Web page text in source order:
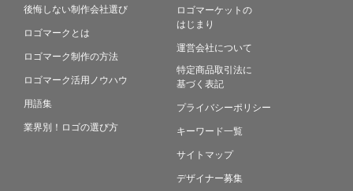
後悔しない制作会社選び
ロゴマークとは
ロゴマーク制作の方法
ロゴマーク活用ノウハウ
用語集
業界別！ロゴの選び方
ロゴマーケットの
はじまり
運営会社について
特定商品取引法に
基づく表記
プライバシーポリシー
キーワード一覧
サイトマップ
デザイナー募集